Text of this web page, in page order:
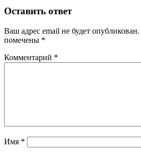
Оставить ответ
Ваш адрес email не будет опубликован.
помечены *
Комментарий *
Имя *